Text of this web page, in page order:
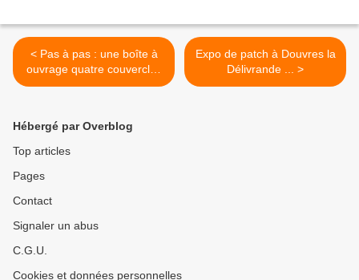
< Pas à pas : une boîte à
ouvrage quatre couvercles
(7)
Expo de patch à Douvres la
Délivrande ... >
Hébergé par Overblog
Top articles
Pages
Contact
Signaler un abus
C.G.U.
Cookies et données personnelles